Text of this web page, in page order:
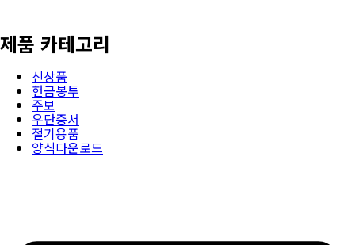
제품 카테고리
신상품
헌금봉투
주보
우단증서
절기용품
양식다운로드